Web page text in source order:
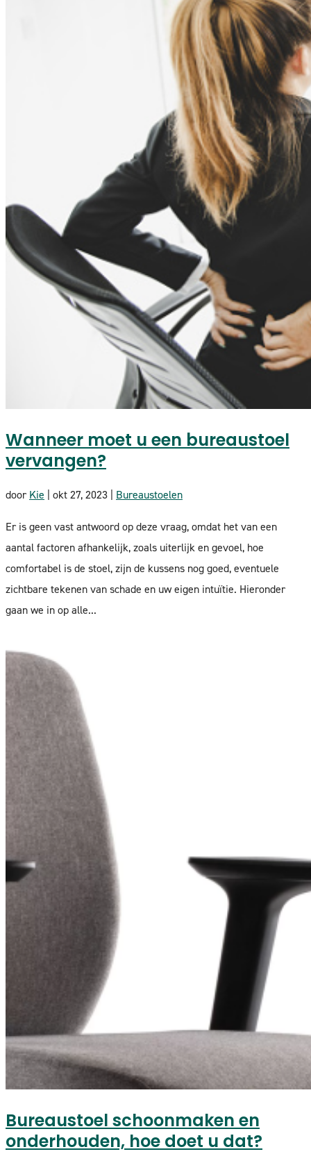
Wanneer moet u een bureaustoel
vervangen?
doorKie okt 27, 2023 Bureaustoelen
Er is geen vast antwoord op deze vraag, omdat het van een
aantal factoren afhankelijk, zoals uiterlijk en gevoel, hoe
comfortabel is de stoel, zijn de kussens nog goed, eventuele
zichtbare tekenen van schade en uw eigen intuïtie. Hieronder
gaan we in op alle...
Bureaustoel schoonmaken en
onderhouden, hoe doet u dat?